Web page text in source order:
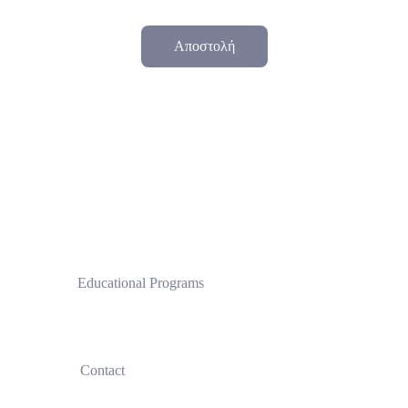
Αποστολή
Educational Programs
Contact